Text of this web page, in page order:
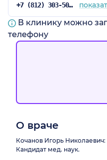
+7 (812) 303-50-60
В клинику можно
телефону
О враче
Кочанов Игорь
Кандидат мед. наук.